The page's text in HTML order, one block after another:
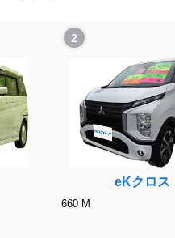
2
eKクロス
660 M